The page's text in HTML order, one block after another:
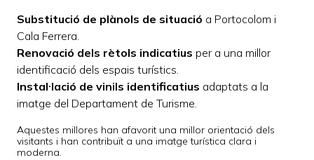
Substitució de plànols de situació a Portocolom i
Cala Ferrera.
Renovació dels rètols indicatius per a una millor
identificació dels espais turístics.
Instal·lació de vinils identificatius adaptats a la
imatge del Departament de Turisme.
Aquestes millores han afavorit una millor orientació dels
visitants i han contribuït a una imatge turística clara i
moderna.